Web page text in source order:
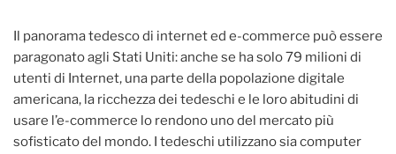
Il panorama tedesco di internet ed e-commerce può essere
paragonato agli Stati Uniti: anche se ha solo 79 milioni di
utenti di Internet, una parte della popolazione digitale
americana, la ricchezza dei tedeschi e le loro abitudini di
usare l’e-commerce lo rendono uno del mercato più
sofisticato del mondo. I tedeschi utilizzano sia computer